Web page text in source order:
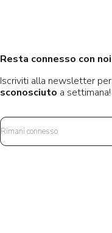
Resta connesso con noi
Iscriviti alla newsletter per
sconosciuto a settimana!